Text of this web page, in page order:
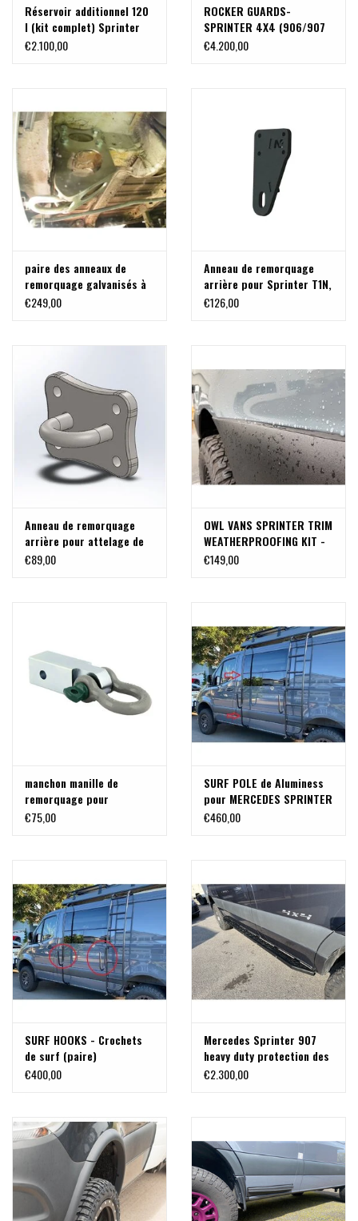
Réservoir additionnel 120
l (kit complet) Sprinter
907
€2.100,00
ROCKER GUARDS-
SPRINTER 4X4 (906/907
EMPATTEMENT 3,665m) de
€4.200,00
paire des anneaux de
remorquage galvanisés à
l'arrière pour
€249,00
Anneau de remorquage
arrière pour Sprinter T1N,
906/907
€126,00
Anneau de remorquage
arrière pour attelage de
remorque universel 83x56
€89,00
OWL VANS SPRINTER TRIM
WEATHERPROOFING KIT -
KIT DE JOINTS
€149,00
manchon manille de
remorquage pour
récepteur carré US 2
€75,00
SURF POLE de Aluminess
pour MERCEDES SPRINTER
906 /907 Toit surélevé
€460,00
SURF HOOKS - Crochets
de surf (paire)
€400,00
Mercedes Sprinter 907
heavy duty protection des
bas de caisse avec
€2.300,00